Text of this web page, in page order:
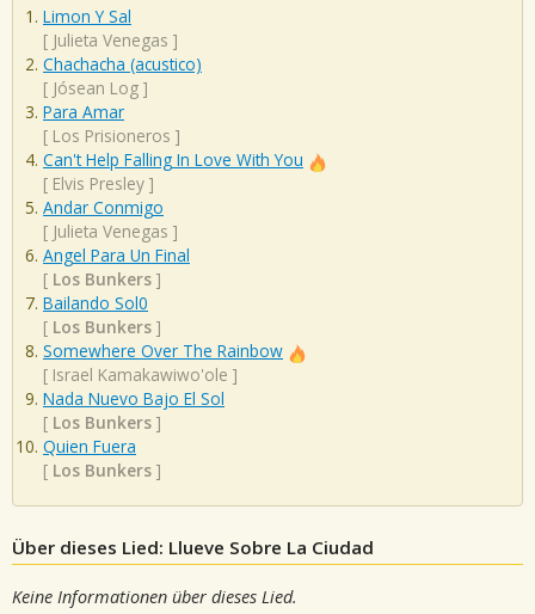
Limon Y Sal
[ Julieta Venegas ]
Chachacha (acustico)
[ Jósean Log ]
Para Amar
[ Los Prisioneros ]
Can't Help Falling In Love With You
[ Elvis Presley ]
Andar Conmigo
[ Julieta Venegas ]
Angel Para Un Final
[ Los Bunkers ]
Bailando Sol0
[ Los Bunkers ]
Somewhere Over The Rainbow
[ Israel Kamakawiwo'ole ]
Nada Nuevo Bajo El Sol
[ Los Bunkers ]
Quien Fuera
[ Los Bunkers ]
Über dieses Lied: Llueve Sobre La Ciudad
Keine Informationen über dieses Lied.